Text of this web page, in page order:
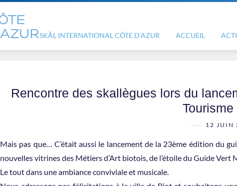
SKÅL INTERNATIONAL CÔTE D’AZUR ACCUEIL
Rencontre des skallègues lors du
12 JUIN
Mais pas que… C’était aussi le lancement de la 23ème édition du
nouvelles vitrines des Métiers d’Art biotois, de l’étoile du Guide Vert
Le tout dans une ambiance conviviale et musicale.